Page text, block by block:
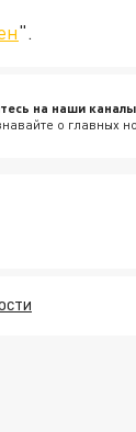
".
на наши каналы
о главных